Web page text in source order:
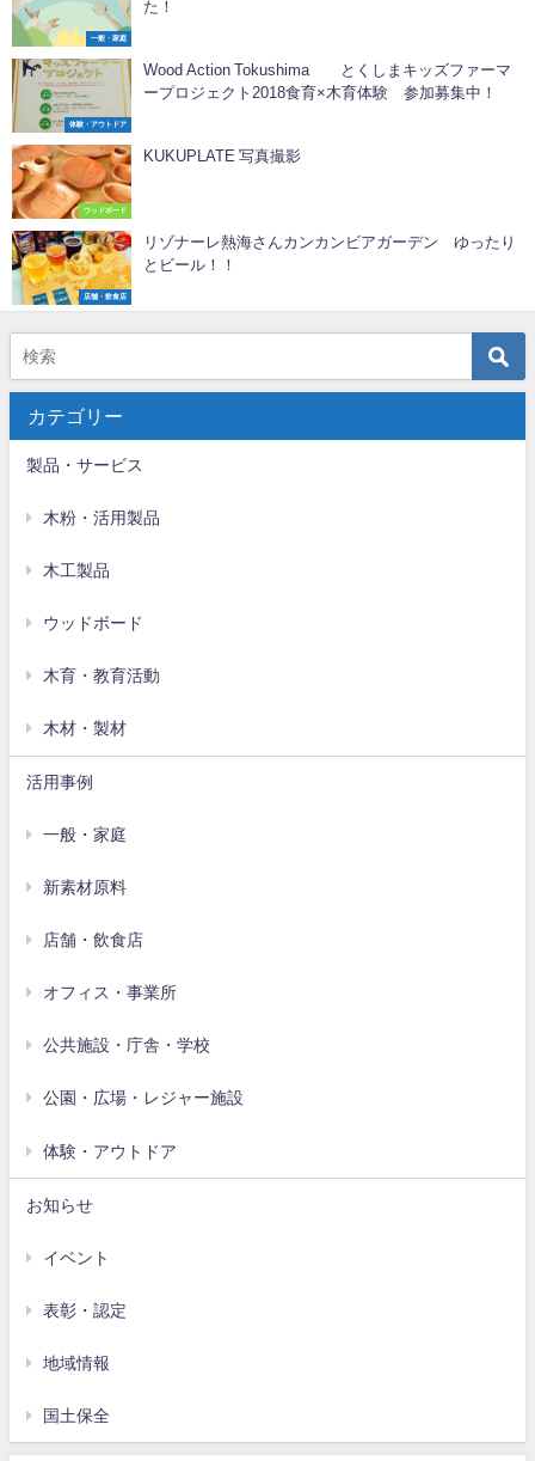
一般・家庭
た！
体験・アウトドア
Wood Action Tokushima とくしまキッズファーマ
ープロジェクト2018食育×木育体験 参加募集中！
ウッドボード
KUKUPLATE 写真撮影
店舗・飲食店
リゾナーレ熱海さんカンカンビアガーデン ゆったり
とビール！！
カテゴリー
製品・サービス
木粉・活用製品
木工製品
ウッドボード
木育・教育活動
木材・製材
活用事例
一般・家庭
新素材原料
店舗・飲食店
オフィス・事業所
公共施設・庁舎・学校
公園・広場・レジャー施設
体験・アウトドア
お知らせ
イベント
表彰・認定
地域情報
国土保全